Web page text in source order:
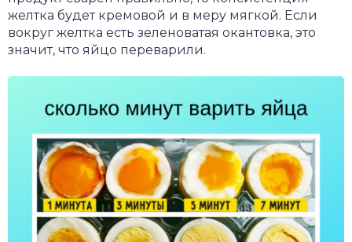
желтка будет кремовой и в меру мягкой. Если
вокруг желтка есть зеленоватая окантовка, это
значит, что яйцо переварили.